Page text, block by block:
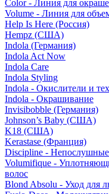
Color - Линия для
Volume - Линия для
Help Is Here (Россия)
Hempz (США)
Indola (Германия)
Indola Act Now
Indola Care
Indola Styling
Indola - Окислители и
Indola - Окрашивание
Invisibobble (Германия)
Johnson’s Baby (США)
K18 (США)
Kerastase (Франция)
Discipline -
Volumifique -
волос
Blond Absolu - Уход для